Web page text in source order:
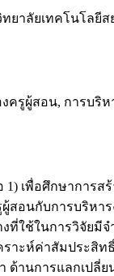
ยาลัยเทคโนโลยีส
ครูผู้สอน, การบริ
ศึกษาการสร้าง
สอนกับการบริห
ที่ใช้ในการวิจัย
คราะห์ค่าสัมประ
ด้านการแลกเปลี่